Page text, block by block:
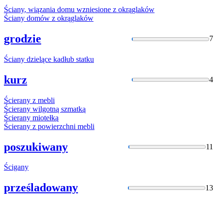
Ściany, wiązania domu wzniesione z okrąglaków
Ściany domów z okrąglaków
grodzie 7
Ściany dzielące kadłub statku
kurz 4
Ścierany z mebli
Ścierany wilgotną szmatką
Ścierany miotełką
Ścierany z powierzchni mebli
poszukiwany 11
Ścigany
prześladowany 13